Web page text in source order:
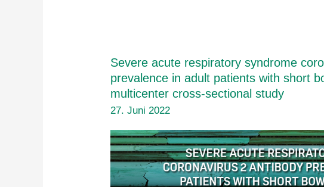
Severe acute respiratory syndrome
prevalence in adult patients with short
multicenter cross‐sectional study
27. Juni 2022